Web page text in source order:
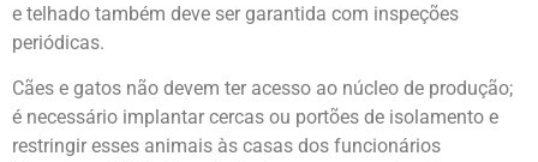
e telhado também deve ser garantida com inspeções
periódicas.
Cães e gatos não devem ter acesso ao núcleo de produção;
é necessário implantar cercas ou portões de isolamento e
restringir esses animais às casas dos funcionários